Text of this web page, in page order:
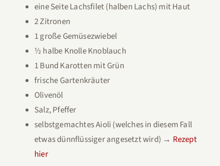
eine Seite Lachsfilet (halben Lachs) mit Haut
2 Zitronen
1 große Gemüsezwiebel
½ halbe Knolle Knoblauch
1 Bund Karotten mit Grün
frische Gartenkräuter
Olivenöl
Salz, Pfeffer
selbstgemachtes Aioli (welches in diesem Fall
etwas dünnflüssiger angesetzt wird) → Rezept
hier